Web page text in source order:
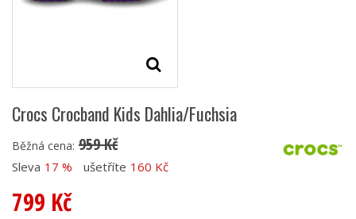
Crocs Crocband Kids Dahlia/Fuchsia
Běžná cena: 959 Kč
Sleva 17 % ušetříte 160 Kč
799 Kč